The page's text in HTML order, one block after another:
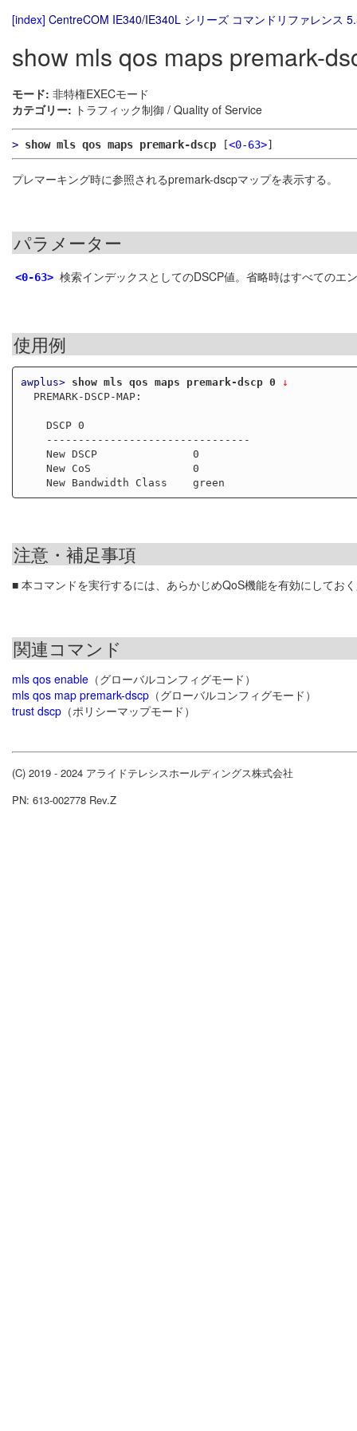
[index] CentreCOM IE340/IE340L シリーズ コマンドリファレンス
show mls qos maps premark-
モード: 非特権EXECモード
カテゴリー: トラフィック制御 / Quality of Service
> show mls qos maps premark-dscp [<0-63>]
プレマーキング時に参照されるpremark-dscpマップを表示する。
パラメーター
<0-63> 検索インデックスとしてのDSCP値。省略時はすべてのエ
使用例
awplus> show mls qos maps premark-dscp 0 ↓
注意・補足事項
■ 本コマンドを実行するには、あらかじめQoS機能を有効にしてお
関連コマンド
mls qos enable （グローバルコンフィグモード）
mls qos map premark-dscp （グローバルコンフィグモード）
trust dscp （ポリシーマップモード）
(C) 2019 - 2024 アライドテレシスホールディングス株式会社
PN: 613-002778 Rev.Z